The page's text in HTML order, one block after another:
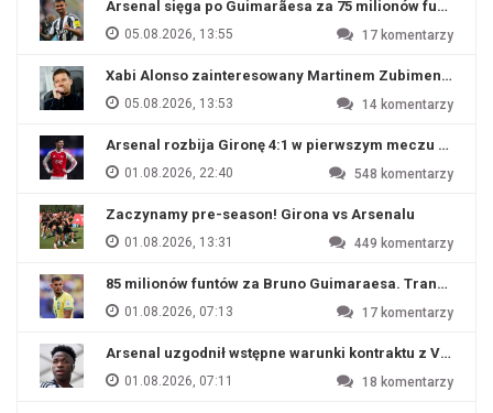
Arsenal sięga po Guimarãesa za 75 milionów funtów
05.08.2026, 13:55 17 komentarzy
Xabi Alonso zainteresowany Martinem Zubimendim
05.08.2026, 13:53 14 komentarzy
Arsenal rozbija Gironę 4:1 w pierwszym meczu
01.08.2026, 22:40 548 komentarzy
Zaczynamy pre-season! Girona vs Arsenalu
01.08.2026, 13:31 449 komentarzy
85 milionów funtów za Bruno Guimaraesa. Transfer
01.08.2026, 07:13 17 komentarzy
Arsenal uzgodnił wstępne warunki kontraktu z
01.08.2026, 07:11 18 komentarzy